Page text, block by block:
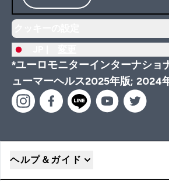
*ユーロモニターインターナショ
ューマーヘルス2025年版; 2024
ヘルプ＆ガイド